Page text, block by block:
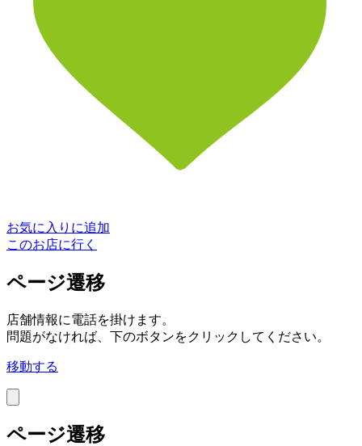
お気に入りに追加
このお店に行く
ページ遷移
店舗情報に電話を掛けます。
問題がなければ、下のボタンをクリックしてください。
移動する
ページ遷移